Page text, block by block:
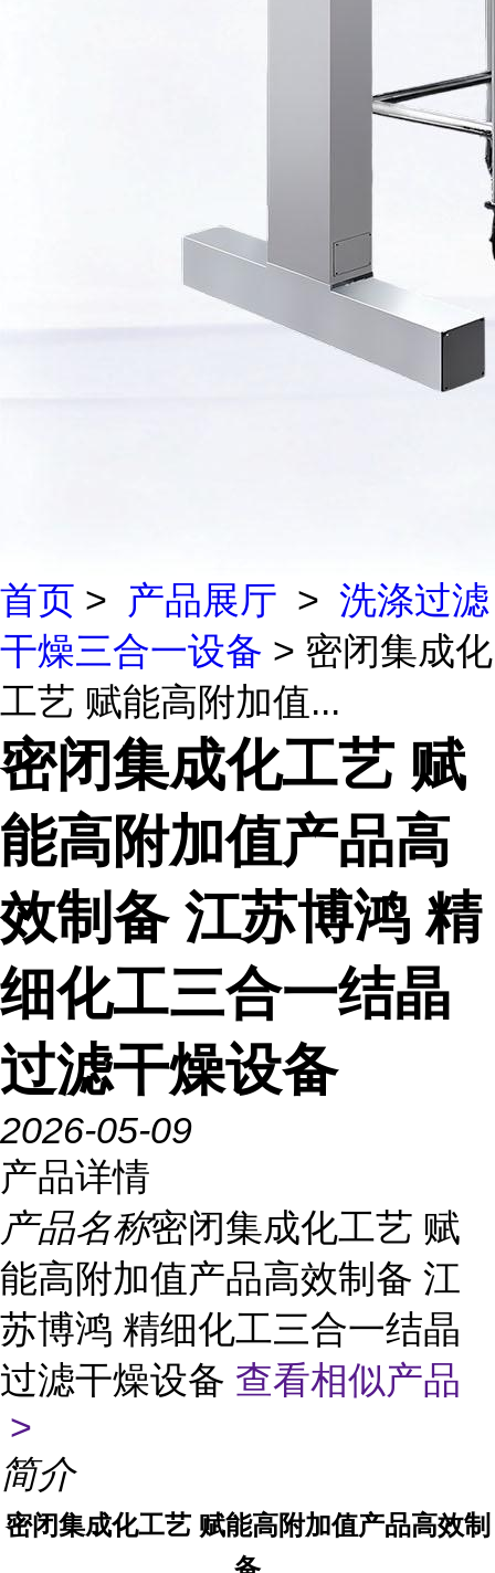
首页 > 产品展厅 > 洗涤过滤
干燥三合一设备 > 密闭集成化
工艺 赋能高附加值...
密闭集成化工艺 赋
能高附加值产品高
效制备 江苏博鸿 精
细化工三合一结晶
过滤干燥设备
2026-05-09
产品详情
产品名称密闭集成化工艺 赋
能高附加值产品高效制备 江
苏博鸿 精细化工三合一结晶
过滤干燥设备 查看相似产品
>
简介
密闭集成化工艺 赋能高附加值产品高效制